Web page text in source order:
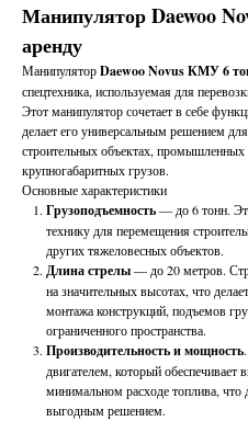
Манипулятор Daewoo
аренду
МанипуляторDaewoo Novus КМУ 6
спецтехника, используемая для
Этот манипулятор сочетает в себе
делает его универсальным решением
строительных объектах,
крупногабаритных грузов.
Основные характеристики
Грузоподъемность— до 6 тонн.
технику для перемещения
других тяжеловесных объектов.
Длина стрелы— до 20 метров.
на значительных высотах, что
монтажа конструкций, подъемов
ограниченного пространства.
Производительность и мощность
двигателем, который обеспечивает
минимальном расходе топлива, что
выгодным решением.